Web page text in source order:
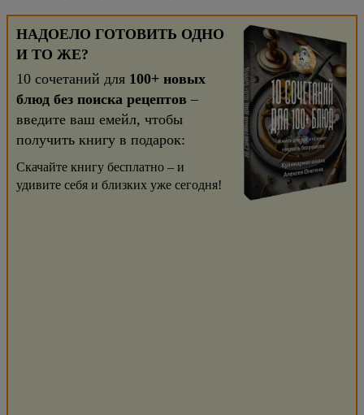
НАДОЕЛО ГОТОВИТЬ ОДНО
И ТО ЖЕ?
10 сочетаний для 100+ новых
блюд без поиска рецептов –
введите ваш емейл, чтобы
получить книгу в подарок:
Скачайте книгу бесплатно – и
удивите себя и близких уже сегодня!